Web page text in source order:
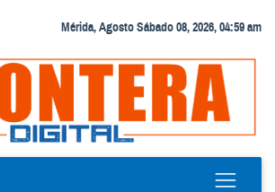
Mérida, Agosto Sábado 08, 2026, 04:59 am